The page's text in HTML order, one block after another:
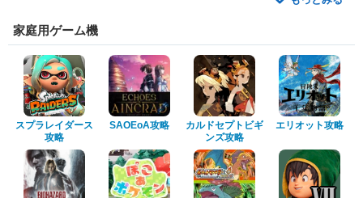
家庭用ゲーム機
スプラレイダース
攻略
SAOEoA攻略
カルドセプトビギ
ンズ攻略
エリオット攻略